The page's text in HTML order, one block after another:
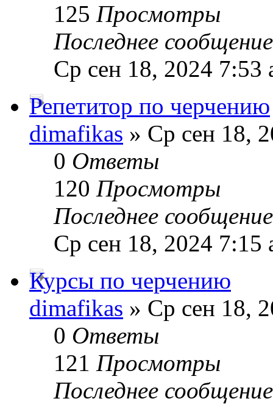
125 Просмотры
Последнее
Ср сен 18, 2024 7:53
Репетитор по черчению
dimafikas » Ср сен 18,
0 Ответы
120 Просмотры
Последнее
Ср сен 18, 2024 7:15
Курсы по черчению
dimafikas » Ср сен 18,
0 Ответы
121 Просмотры
Последнее